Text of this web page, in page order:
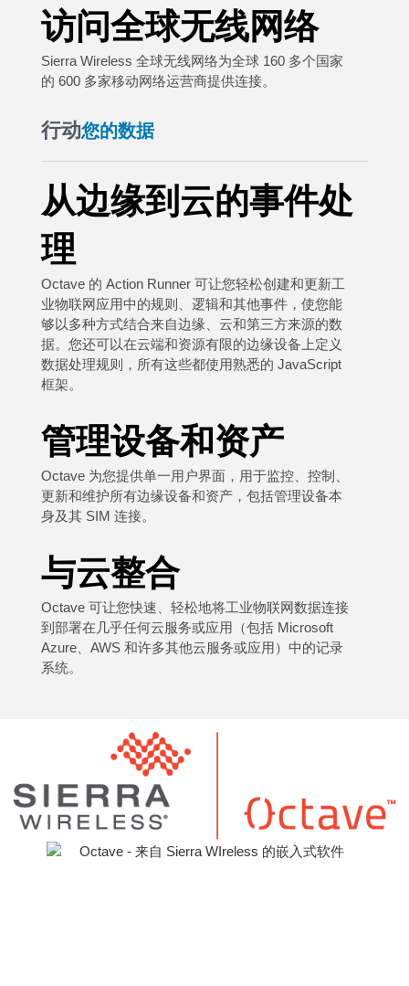
访问全球无线网络
Sierra Wireless 全球无线网络为全球 160 多个国家
的 600 多家移动网络运营商提供连接。
行动您的数据
从边缘到云的事件处
理
Octave 的 Action Runner 可让您轻松创建和更新工
业物联网应用中的规则、逻辑和其他事件，使您能
够以多种方式结合来自边缘、云和第三方来源的数
据。您还可以在云端和资源有限的边缘设备上定义
数据处理规则，所有这些都使用熟悉的 JavaScript
框架。
管理设备和资产
Octave 为您提供单一用户界面，用于监控、控制、
更新和维护所有边缘设备和资产，包括管理设备本
身及其 SIM 连接。
与云整合
Octave 可让您快速、轻松地将工业物联网数据连接
到部署在几乎任何云服务或应用（包括 Microsoft
Azure、AWS 和许多其他云服务或应用）中的记录
系统。